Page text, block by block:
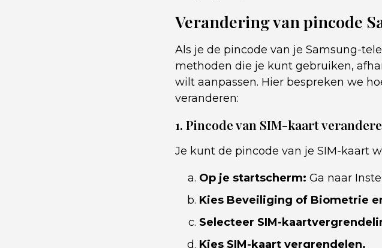
Verandering van pincode
Als je de pincode van je Samsung-
methoden die je kunt gebruiken,
wilt aanpassen. Hier bespreken we
veranderen:
1. Pincode van SIM-kaart
Je kunt de pincode van je SIM-kaart
Op je startscherm: Ga naar
Kies Beveiliging of Biometrie
Selecteer SIM-
Kies SIM-kaart vergrendelen.